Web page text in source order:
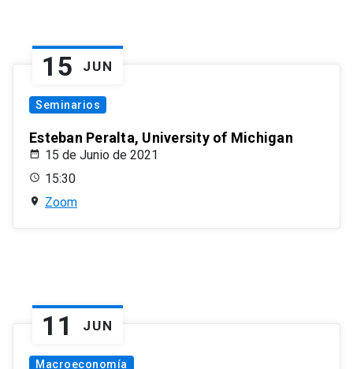
15 JUN
Seminarios
Esteban Peralta, University of Michigan
15 de Junio de 2021
15:30
Zoom
11 JUN
Macroeconomía